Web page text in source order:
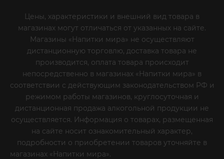
Цены, характеристики и внешний вид товара в
магазинах могут отличаться от указанных на сайте.
Магазины «Напитки мира» не осуществляют
дистанционную торговлю, доставка товара не
производится, оплата товара происходит
непосредственно в магазинах «Напитки мира» в
соответствии с действующим законодательством РФ и
режимом работы магазинов, круглосуточная и
дистанционная продажа алкогольной продукции не
осуществляется. Информация о товарах, размещенная
на сайте носит ознакомительный характер,
подробности о приобретении товаров уточняйте в
магазинах «Напитки мира».